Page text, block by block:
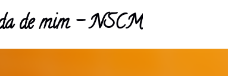
de mim - NSCM